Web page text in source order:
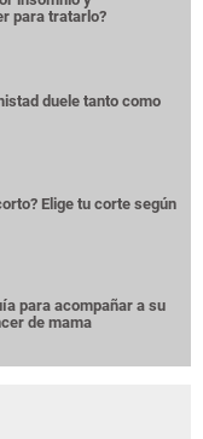
para tratarlo?
duele tanto como
Elige tu corte según
para acompañar a su
de mama